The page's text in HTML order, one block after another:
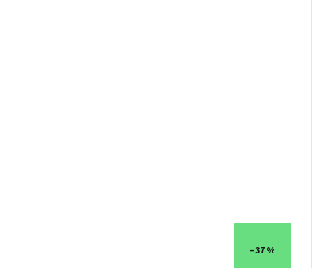
–37 %